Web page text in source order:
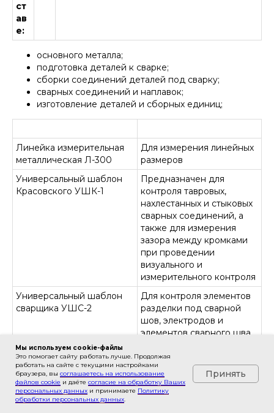
ст
ав
е:
основного металла;
подготовка деталей к сварке;
сборки соединений деталей под сварку;
сварных соединений и наплавок;
изготовление деталей и сборных единиц;
Линейка измерительная
металлическая Л-300
Для измерения линейных
размеров
Универсальный шаблон
Красовского УШК-1
Предназначен для
контроля тавровых,
нахлестанных и стыковых
сварных соединений, а
также для измерения
зазора между кромками
при проведении
визуального и
измерительного контроля
Универсальный шаблон
сварщика УШС-2
Для контроля элементов
разделки под сварной
шов, электродов и
элементов сварного шва
Универсальный шаблон
сварщика УШС-3
разделки под сварной
шов, электродов и
элементов сварного шва
Мы используем cookie-файлы
Это помогает сайту работать лучше. Продолжая
работать на сайте с текущими настройками
браузера, вы соглашаетесь на использование
файлов cookie и даёте cогласие на обработку Ваших
персональных данных и принимаете Политику
обработки персональных данных.
Принять